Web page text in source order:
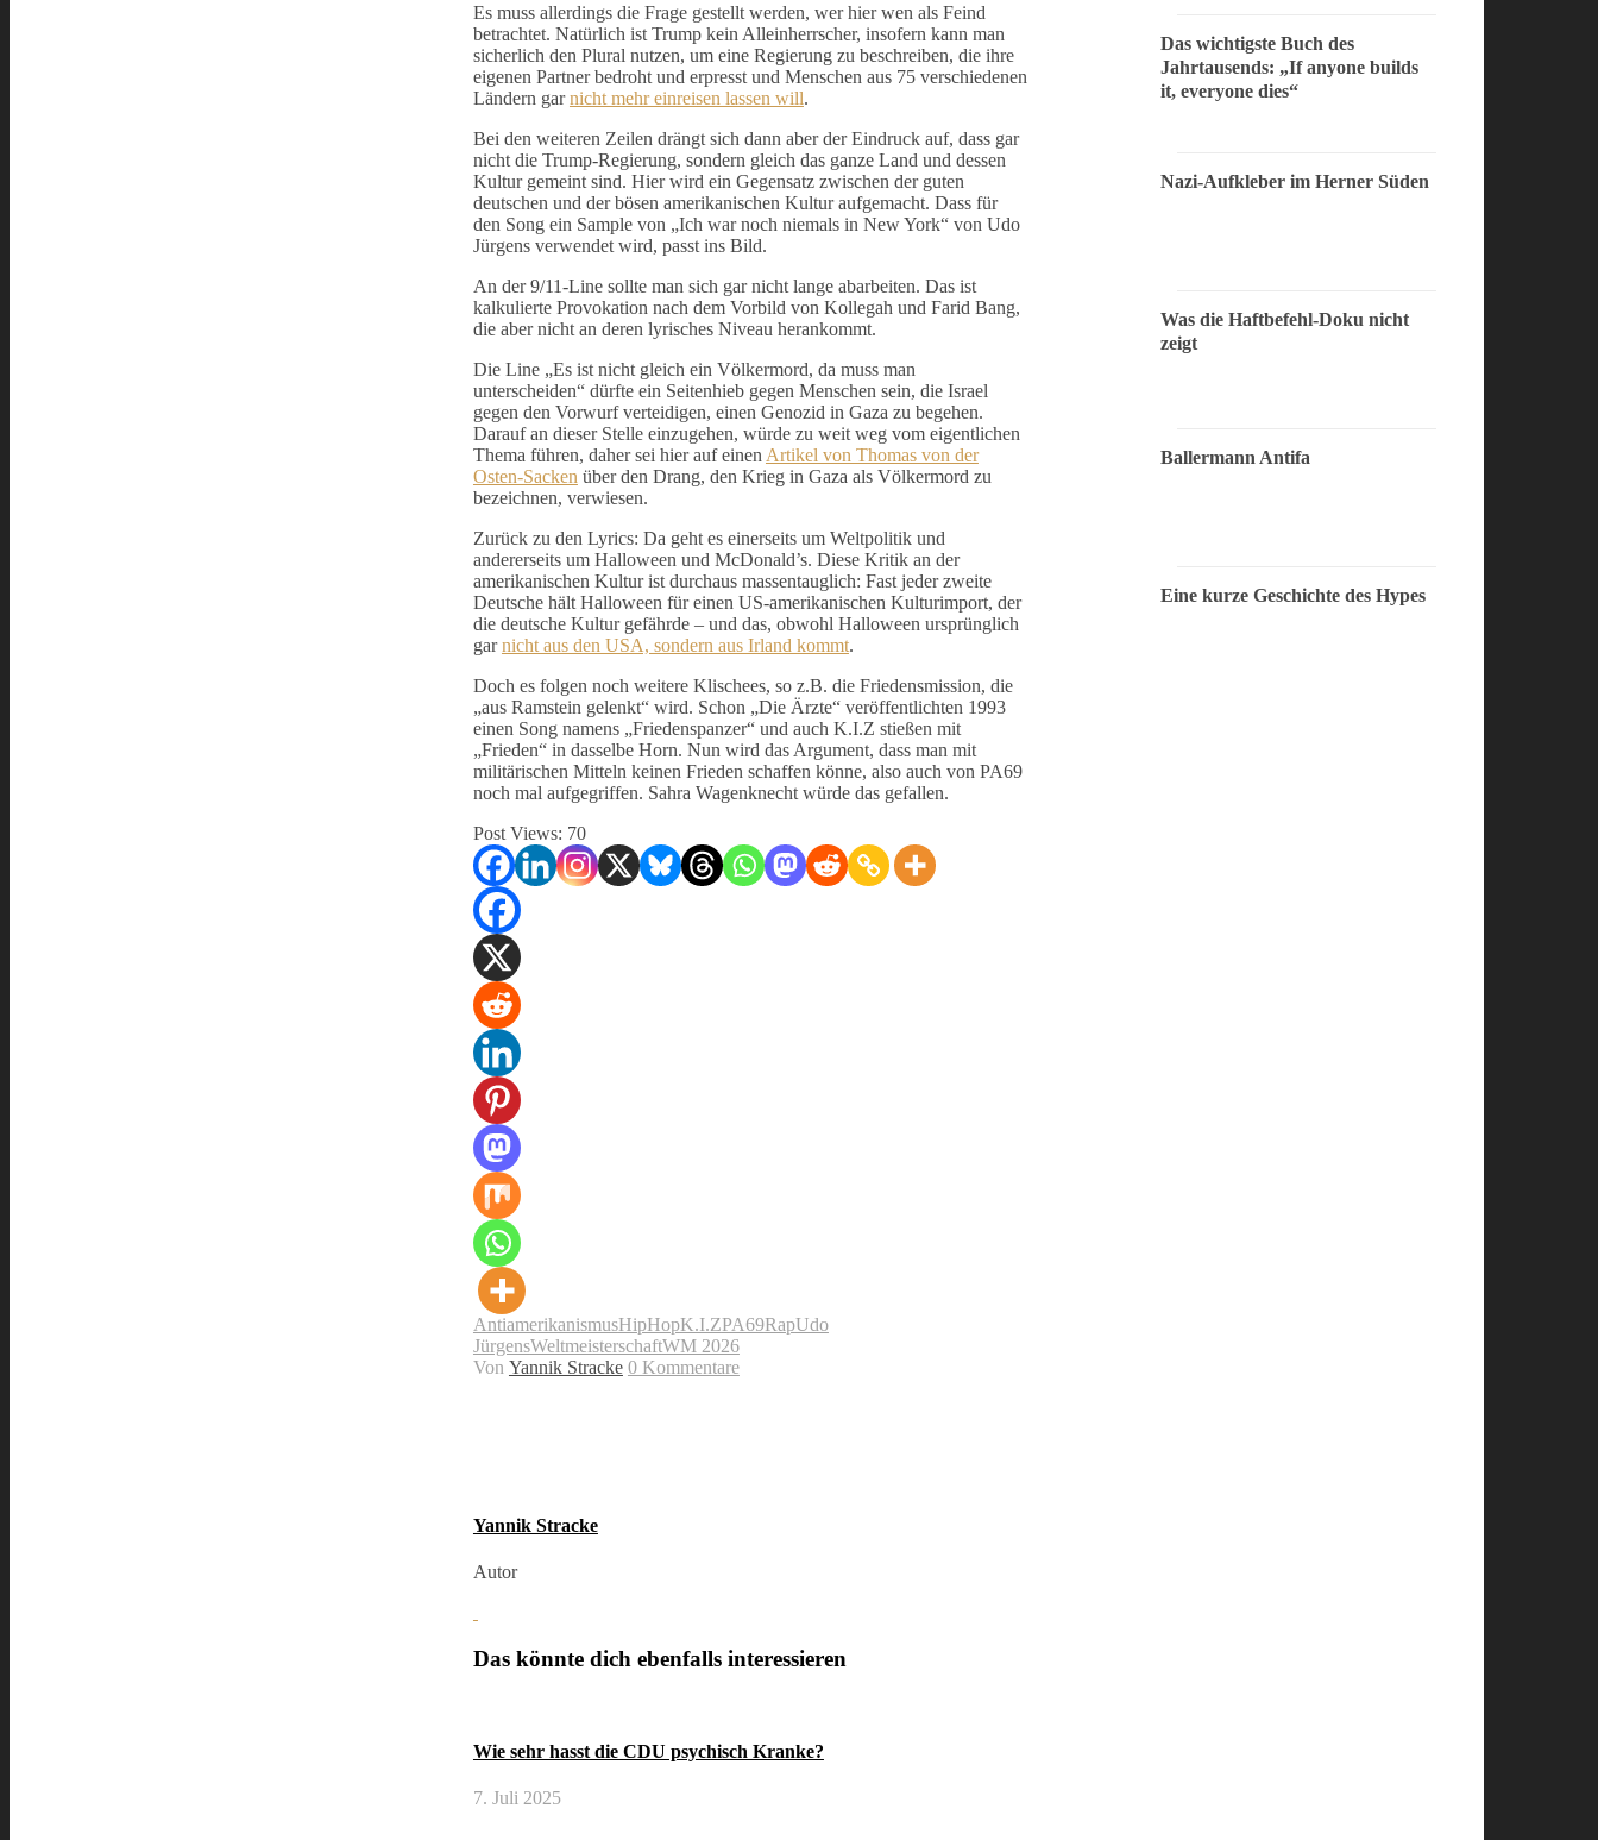
Es muss allerdings die Frage gestellt werden, wer hier wen als Feind
betrachtet. Natürlich ist Trump kein Alleinherrscher, insofern kann man
sicherlich den Plural nutzen, um eine Regierung zu beschreiben, die ihre
eigenen Partner bedroht und erpresst und Menschen aus 75 verschiedenen
Ländern garnicht mehr einreisen lassen will.
Bei den weiteren Zeilen drängt sich dann aber der Eindruck auf, dass gar
nicht die Trump-Regierung, sondern gleich das ganze Land und dessen
Kultur gemeint sind. Hier wird ein Gegensatz zwischen der guten
deutschen und der bösen amerikanischen Kultur aufgemacht. Dass für
den Song ein Sample von „Ich war noch niemals in New York“ von Udo
Jürgens verwendet wird, passt ins Bild.
An der 9/11-Line sollte man sich gar nicht lange abarbeiten. Das ist
kalkulierte Provokation nach dem Vorbild von Kollegah und Farid Bang,
die aber nicht an deren lyrisches Niveau herankommt.
Die Line „Es ist nicht gleich ein Völkermord, da muss man
unterscheiden“ dürfte ein Seitenhieb gegen Menschen sein, die Israel
gegen den Vorwurf verteidigen, einen Genozid in Gaza zu begehen.
Darauf an dieser Stelle einzugehen, würde zu weit weg vom eigentlichen
Thema führen, daher sei hier auf einen Artikel von Thomas von der
Osten-Sacken über den Drang, den Krieg in Gaza als Völkermord zu
bezeichnen, verwiesen.
Zurück zu den Lyrics: Da geht es einerseits um Weltpolitik und
andererseits um Halloween und McDonald’s. Diese Kritik an der
amerikanischen Kultur ist durchaus massentauglich: Fast jeder zweite
Deutsche hält Halloween für einen US-amerikanischen Kulturimport, der
die deutsche Kultur gefährde – und das, obwohl Halloween ursprünglich
garnicht aus den USA, sondern aus Irland kommt.
Doch es folgen noch weitere Klischees, so z.B. die Friedensmission, die
„aus Ramstein gelenkt“ wird. Schon „Die Ärzte“ veröffentlichten 1993
einen Song namens „Friedenspanzer“ und auch K.I.Z stießen mit
„Frieden“ in dasselbe Horn. Nun wird das Argument, dass man mit
militärischen Mitteln keinen Frieden schaffen könne, also auch von PA69
noch mal aufgegriffen. Sahra Wagenknecht würde das gefallen.
Post Views: 70
AntiamerikanismusHipHopK.I.ZPA69RapUdo
JürgensWeltmeisterschaftWM 2026
Von Yannik Stracke 0 Kommentare
Yannik Stracke
Autor
Das könnte dich ebenfalls interessieren
Wie sehr hasst die CDU psychisch Kranke?
7. Juli 2025
Das wichtigste Buch des
Jahrtausends: „If anyone builds
it, everyone dies“
Nazi-Aufkleber im Herner Süden
Was die Haftbefehl-Doku nicht
zeigt
Ballermann Antifa
Eine kurze Geschichte des Hypes